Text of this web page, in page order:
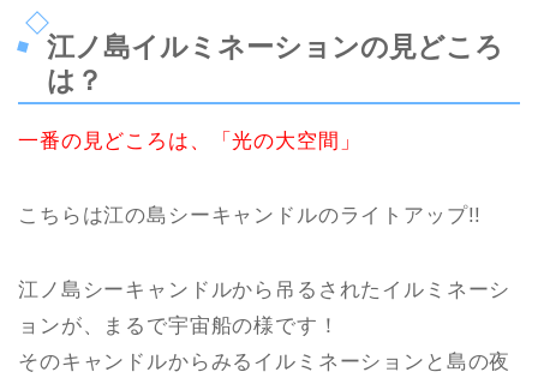
江ノ島イルミネーションの見どころ
は？
一番の見どころは、「光の大空間」
こちらは江の島シーキャンドルのライトアップ!!
江ノ島シーキャンドルから吊るされたイルミネーシ
ョンが、まるで宇宙船の様です！
そのキャンドルからみるイルミネーションと島の夜